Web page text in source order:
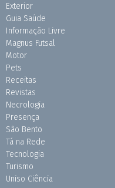
Exterior
Guia Saúde
Informação Livre
Magnus Futsal
Motor
Pets
Receitas
Revistas
Necrologia
Presença
São Bento
Tá na Rede
Tecnologia
Turismo
Uniso Ciência